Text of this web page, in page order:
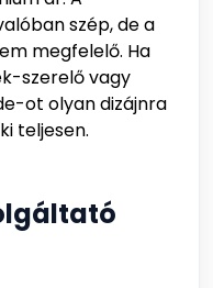
szép, de a
megfelelő. Ha
szerelő vagy
ot olyan dizájnra
teljesen.